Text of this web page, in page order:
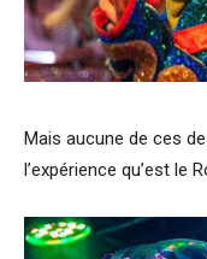
Mais aucune de ces
l’expérience qu’est le